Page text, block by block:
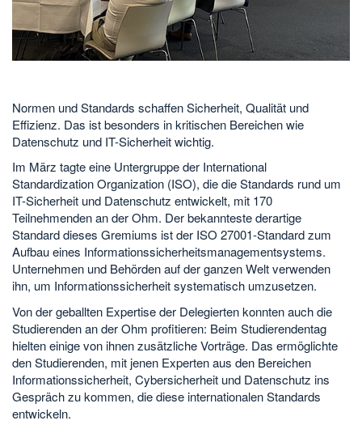
Normen und Standards schaffen Sicherheit, Qualität und
Effizienz. Das ist besonders in kritischen Bereichen wie
Datenschutz und IT-Sicherheit wichtig.
Im März tagte eine Untergruppe der International
Standardization Organization (ISO), die die Standards rund um
IT-Sicherheit und Datenschutz entwickelt, mit 170
Teilnehmenden an der Ohm. Der bekannteste derartige
Standard dieses Gremiums ist der ISO 27001-Standard zum
Aufbau eines Informationssicherheitsmanagementsystems.
Unternehmen und Behörden auf der ganzen Welt verwenden
ihn, um Informationssicherheit systematisch umzusetzen.
Von der geballten Expertise der Delegierten konnten auch die
Studierenden an der Ohm profitieren: Beim Studierendentag
hielten einige von ihnen zusätzliche Vorträge. Das ermöglichte
den Studierenden, mit jenen Experten aus den Bereichen
Informationssicherheit, Cybersicherheit und Datenschutz ins
Gespräch zu kommen, die diese internationalen Standards
entwickeln.